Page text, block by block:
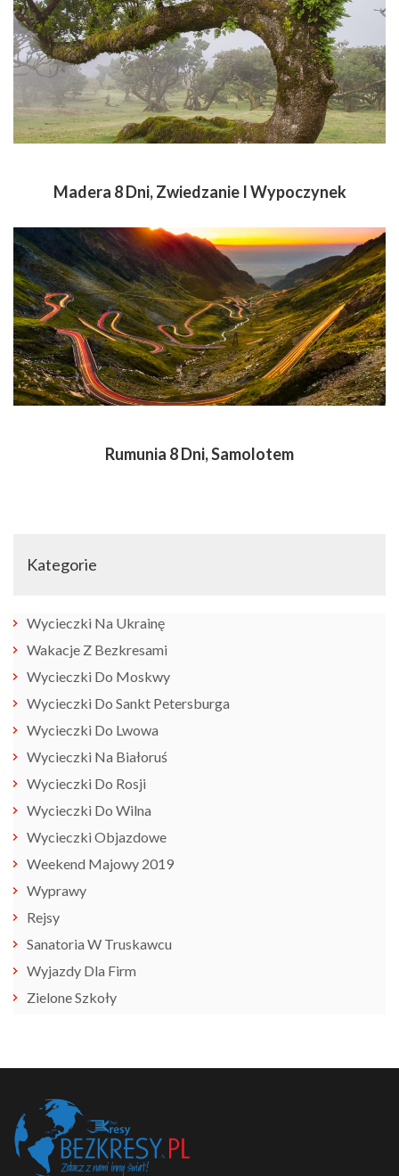
Madera 8 Dni, Zwiedzanie I Wypoczynek
Rumunia 8 Dni, Samolotem
Kategorie
Wycieczki Na Ukrainę
Wakacje Z Bezkresami
Wycieczki Do Moskwy
Wycieczki Do Sankt Petersburga
Wycieczki Do Lwowa
Wycieczki Na Białoruś
Wycieczki Do Rosji
Wycieczki Do Wilna
Wycieczki Objazdowe
Weekend Majowy 2019
Wyprawy
Rejsy
Sanatoria W Truskawcu
Wyjazdy Dla Firm
Zielone Szkoły